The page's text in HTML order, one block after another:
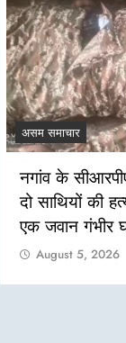
असम समाचार
नगांव के
दो साथियों की
एक जवान गंभीर
August 5, 2026